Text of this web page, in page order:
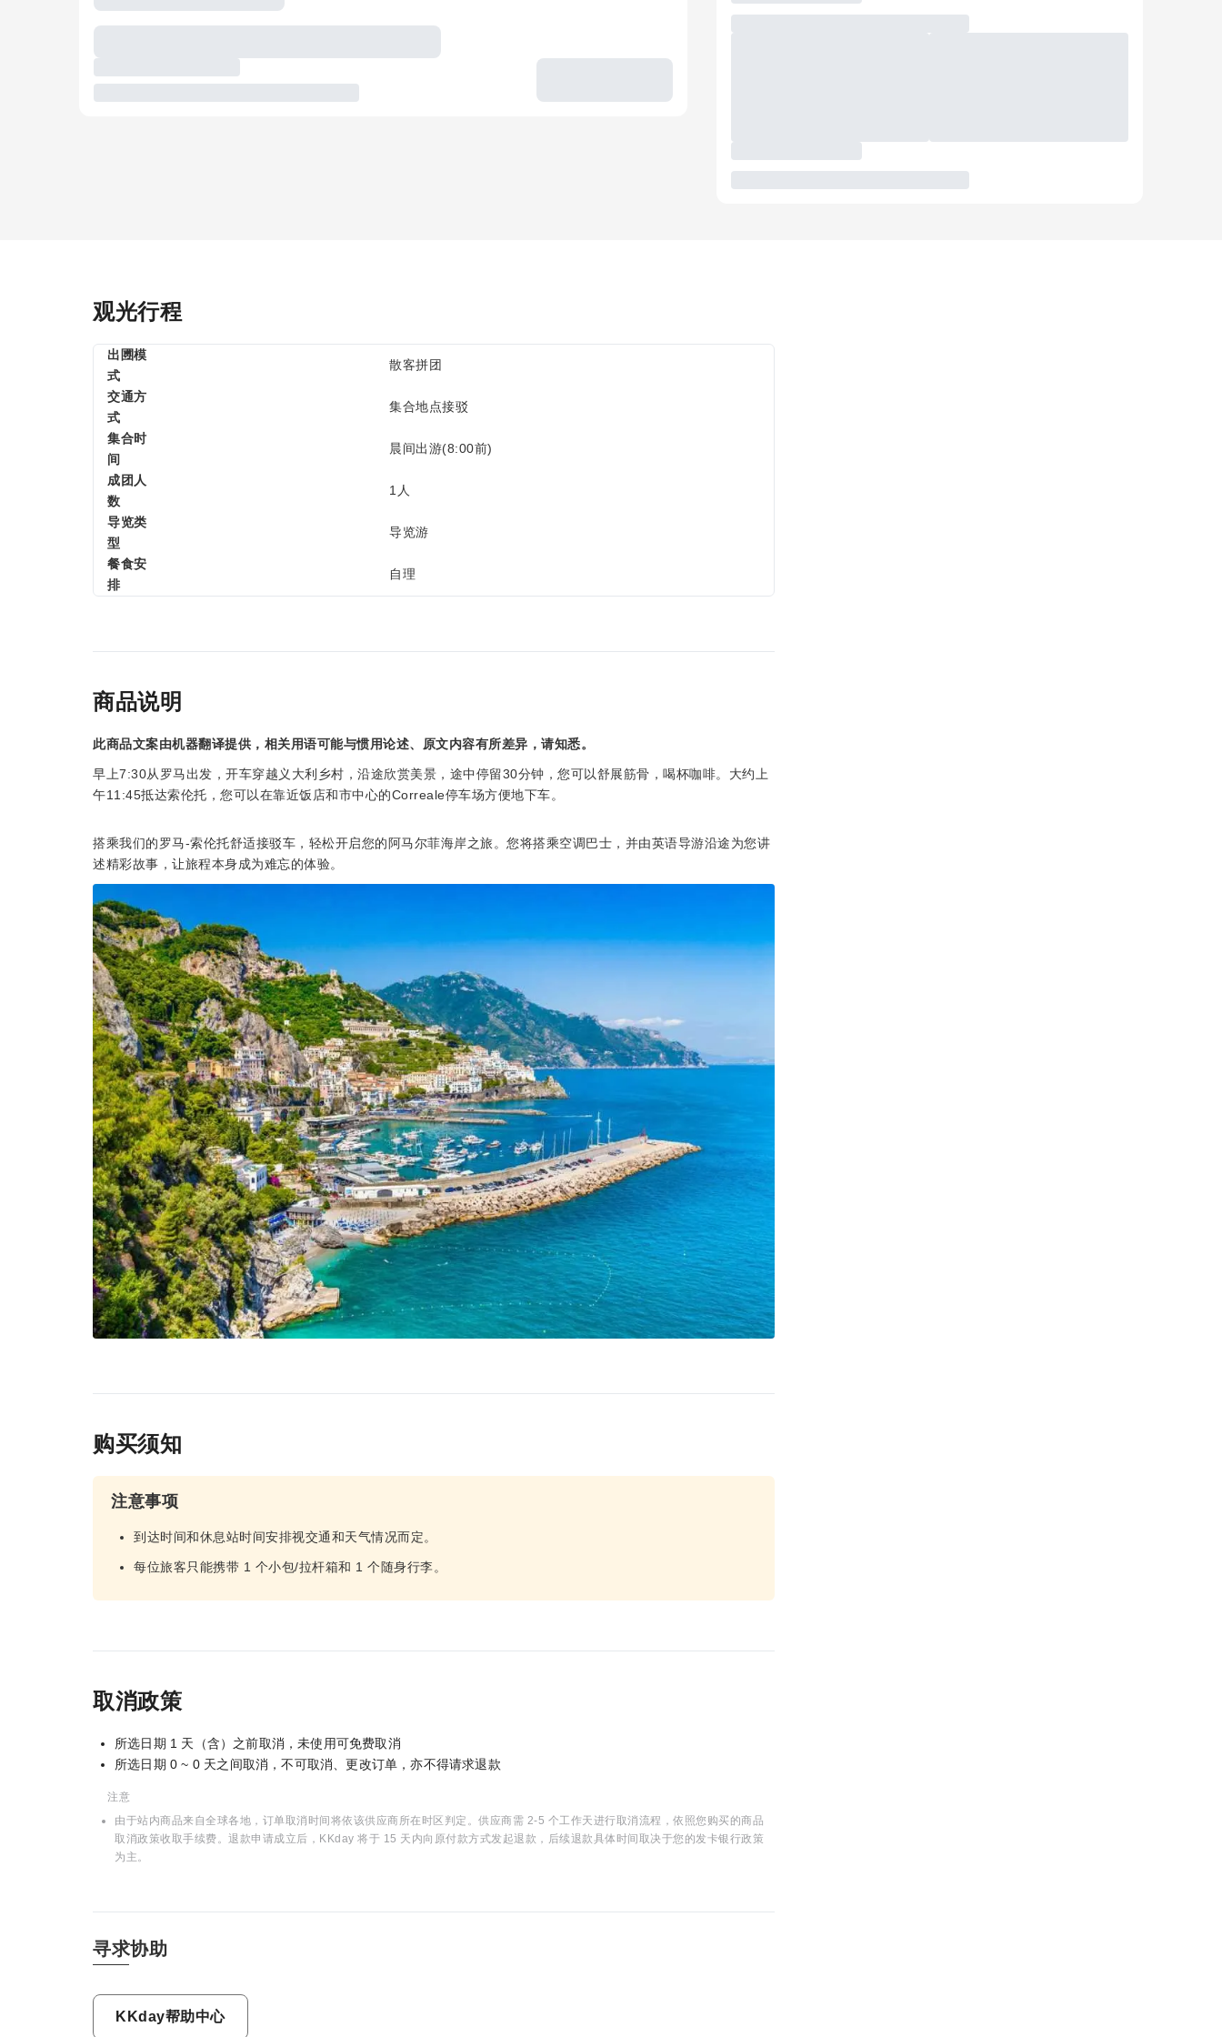
观光行程
出圑模
式
散客拼团
交通方
式
集合地点接驳
集合时
间
晨间出游(8:00前)
成团人
数
1人
导览类
型
导览游
餐食安
排
自理
商品说明
此商品文案由机器翻译提供，相关用语可能与惯用论述、原文内容有所差异，请知悉。
早上7:30从罗马出发，开车穿越义大利乡村，沿途欣赏美景，途中停留30分钟，您可以舒展筋骨，喝杯咖啡。大约上
午11:45抵达索伦托，您可以在靠近饭店和市中心的Correale停车场方便地下车。
搭乘我们的罗马-索伦托舒适接驳车，轻松开启您的阿马尔菲海岸之旅。您将搭乘空调巴士，并由英语导游沿途为您讲
述精彩故事，让旅程本身成为难忘的体验。
购买须知
注意事项
到达时间和休息站时间安排视交通和天气情况而定。
每位旅客只能携带 1 个小包/拉杆箱和 1 个随身行李。
取消政策
所选日期 1 天（含）之前取消，未使用可免费取消
所选日期 0 ~ 0 天之间取消，不可取消、更改订单，亦不得请求退款
注意
由于站内商品来自全球各地，订单取消时间将依该供应商所在时区判定。供应商需 2-5 个工作天进行取消流程，依照您购买的商品
取消政策收取手续费。退款申请成立后，KKday 将于 15 天内向原付款方式发起退款，后续退款具体时间取决于您的发卡银行政策
为主。
寻求协助
KKday帮助中心